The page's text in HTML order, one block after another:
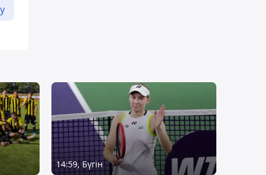
14:59, Бүгін